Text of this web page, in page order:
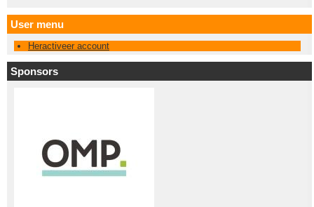
User menu
Heractiveer account
Sponsors